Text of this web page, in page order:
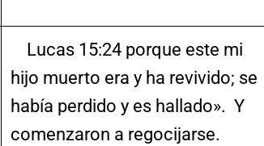
Lucas 15:24 porque este mi
hijo muerto era y ha revivido; se
había perdido y es hallado». Y
comenzaron a regocijarse.